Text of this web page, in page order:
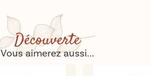
Découverte
Vous aimerez aussi...